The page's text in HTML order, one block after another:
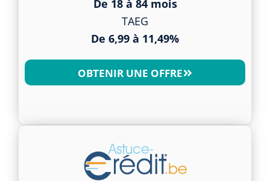
De 18 à 84 mois
TAEG
De 6,99 à 11,49%
OBTENIR UNE OFFRE